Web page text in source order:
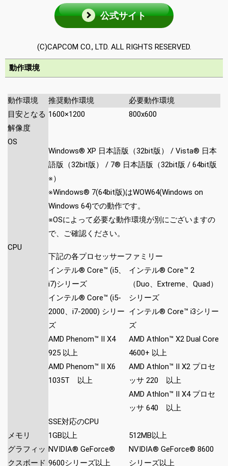
公式サイト
(C)CAPCOM CO., LTD. ALL RIGHTS RESERVED.
動作環境
動作環境 推奨動作環境
必要動作環境
目安となる
解像度
1600×1200 800x600
OS
Windows® XP 日本語版（32bit版） / Vista® 日本
語版（32bit版） / 7® 日本語版（32bit版 / 64bit版
※）
※Windows® 7(64bit版)はWOW64(Windows on
Windows 64)での動作です。
※OSによって必要な動作環境が別にございますの
で、ご確認ください。
CPU
下記の各プロセッサーファミリー
インテル® Core™ (i5、
i7)シリーズ
インテル® Core™ (i5-
2000、i7-2000) シリー
ズ
AMD Phenom™ II X4
925 以上
AMD Phenom™ II X6
1035T 以上
インテル® Core™ 2
（Duo、Extreme、Quad）
シリーズ
インテル® Core™ i3シリー
ズ
AMD Athlon™ X2 Dual Core
4600+ 以上
AMD Athlon™ II X2 プロセ
ッサ 220 以上
AMD Athlon™ II X4 プロセ
ッサ 640 以上
SSE対応のCPU
メモリ
1GB以上
512MB以上
グラフィッ
クスボード
NVIDIA® GeForce®
9600シリーズ以上
NVIDIA® GeForce® 8600
シリーズ以上